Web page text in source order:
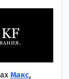
Макс,